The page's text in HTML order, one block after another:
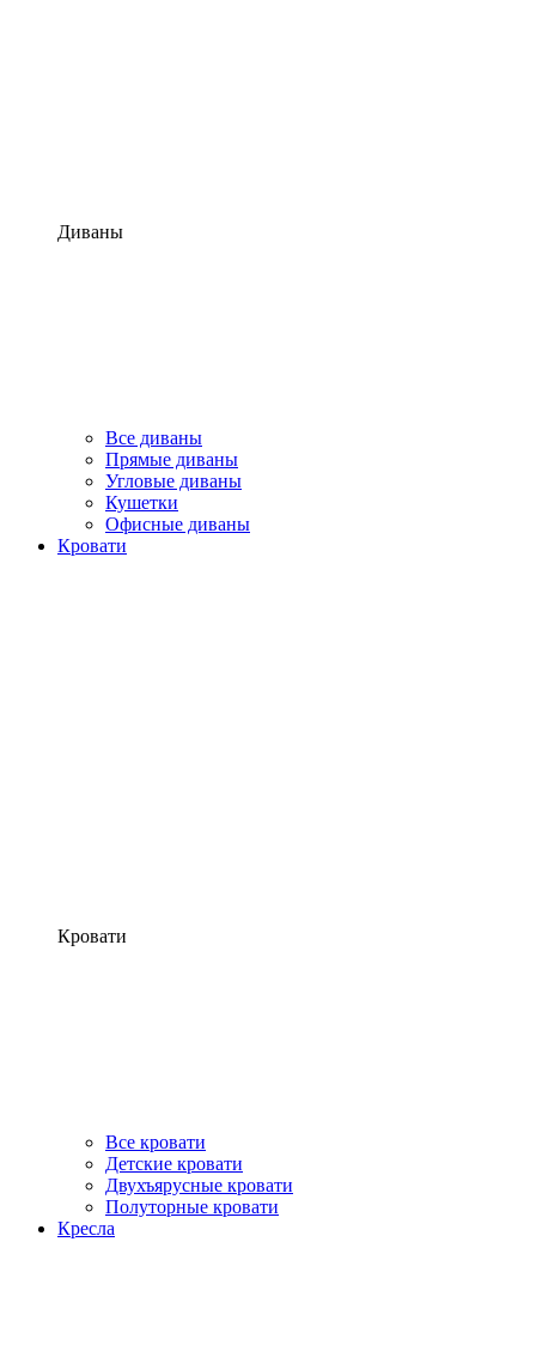
Диваны
Все диваны
Прямые диваны
Угловые диваны
Кушетки
Офисные диваны
Кровати
Кровати
Все кровати
Детские кровати
Двухъярусные кровати
Полуторные кровати
Кресла